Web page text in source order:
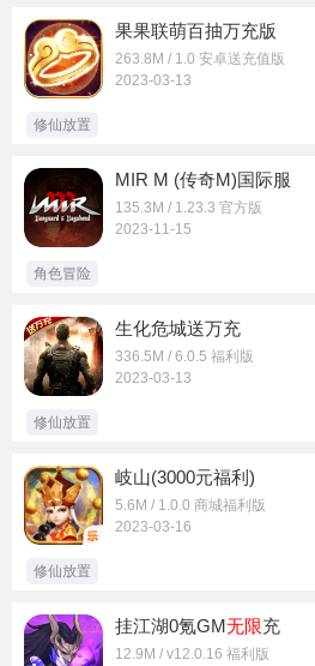
果果联萌百抽万充版
263.8M / 1.0 安卓送充值版
2023-03-13
修仙放置
MIR M (传奇M)国际服
135.3M / 1.23.3 官方版
2023-11-15
角色冒险
生化危城送万充
336.5M / 6.0.5 福利版
2023-03-13
修仙放置
岐山(3000元福利)
5.6M / 1.0.0 商城福利版
2023-03-16
修仙放置
挂江湖0氪GM无限充
12.9M / v12.0.16 福利版